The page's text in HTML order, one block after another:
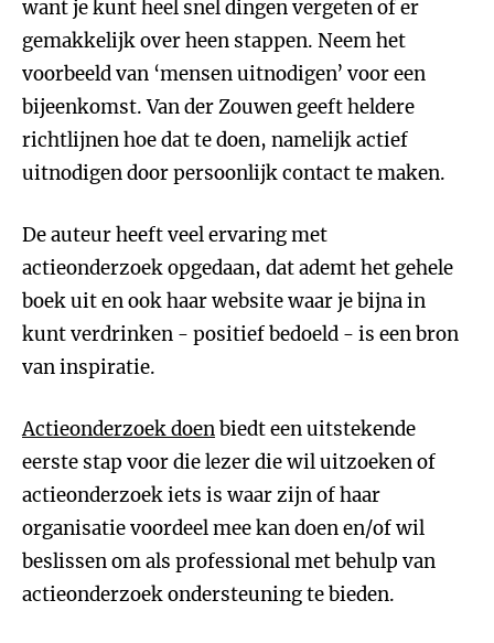
want je kunt heel snel dingen vergeten of er
gemakkelijk over heen stappen. Neem het
voorbeeld van ‘mensen uitnodigen’ voor een
bijeenkomst. Van der Zouwen geeft heldere
richtlijnen hoe dat te doen, namelijk actief
uitnodigen door persoonlijk contact te maken.
De auteur heeft veel ervaring met
actieonderzoek opgedaan, dat ademt het gehele
boek uit en ook haar website waar je bijna in
kunt verdrinken - positief bedoeld - is een bron
van inspiratie.
Actieonderzoek doenbiedt een uitstekende
eerste stap voor die lezer die wil uitzoeken of
actieonderzoek iets is waar zijn of haar
organisatie voordeel mee kan doen en/of wil
beslissen om als professional met behulp van
actieonderzoek ondersteuning te bieden.